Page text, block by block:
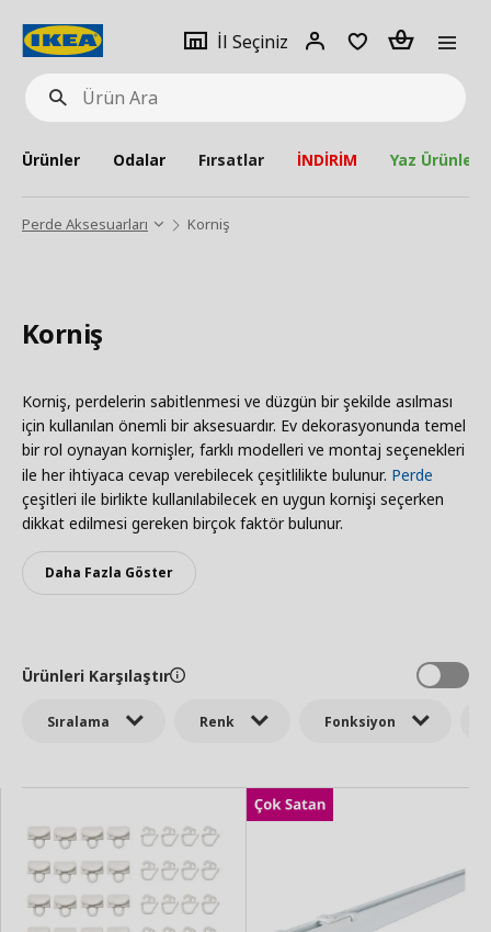
Ürün
Ara
İl Seçiniz
Giriş
Adet
Ürünler Odalar Fırsatlar İNDİRİM Yaz Ürünleri
Perde Aksesuarları Korniş
Korniş
Korniş, perdelerin sabitlenmesi ve düzgün bir şekilde asılması
için kullanılan önemli bir aksesuardır. Ev dekorasyonunda temel
bir rol oynayan kornişler, farklı modelleri ve montaj seçenekleri
ile her ihtiyaca cevap verebilecek çeşitlilikte bulunur. Perde
çeşitleri ile birlikte kullanılabilecek en uygun kornişi seçerken
dikkat edilmesi gereken birçok faktör bulunur.
Daha Fazla Göster
Sıralama Renk Fonksiyon
Ürünleri Karşılaştır